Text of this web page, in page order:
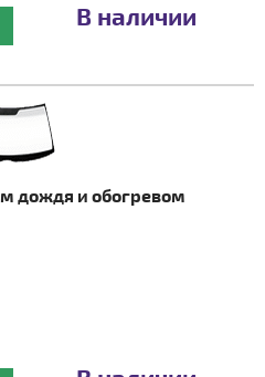
В наличии
дождя и обогревом